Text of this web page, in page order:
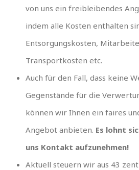
von uns ein freibleibendes
indem alle Kosten enthalten
Entsorgungskosten,
Transportkosten etc.
Auch für den Fall, dass keine
Gegenstände für die
können wir Ihnen ein faires
Angebot anbieten. Es lohnt
uns Kontakt aufzunehmen!
Aktuell steuern wir aus 43